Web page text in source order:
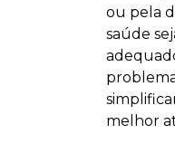
ou pela
saúde
melhor